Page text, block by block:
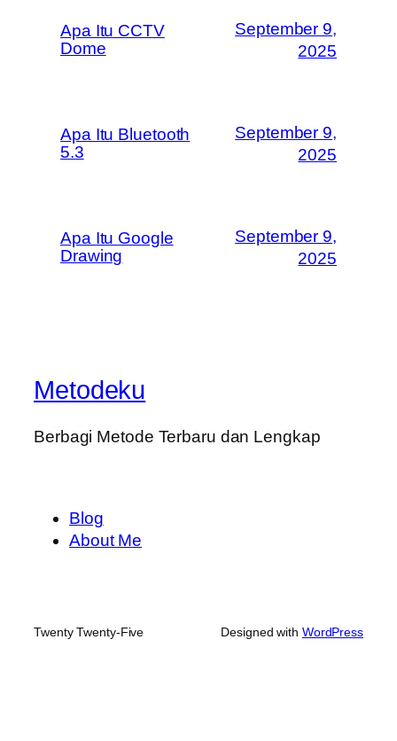
Apa Itu CCTV
Dome
September 9,
2025
Apa Itu Bluetooth
5.3
September 9,
2025
Apa Itu Google
Drawing
September 9,
2025
Metodeku
Berbagi Metode Terbaru dan Lengkap
Blog
About Me
Twenty Twenty-Five Designed with WordPress